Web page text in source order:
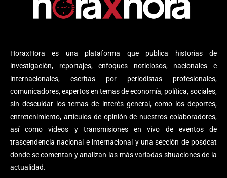
HoraxHora es una plataforma que publica historias de
investigación, reportajes, enfoques noticiosos, nacionales e
internacionales, escritas por periodistas profesionales,
comunicadores, expertos en temas de economía, política, sociales,
sin descuidar los temas de interés general, como los deportes,
entretenimiento, artículos de opinión de nuestros colaboradores,
así como videos y transmisiones en vivo de eventos de
trascendencia nacional e internacional y una sección de posdcat
donde se comentan y analizan las más variadas situaciones de la
actualidad.